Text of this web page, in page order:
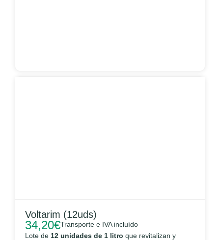
Voltarim (12uds)
34,20€Transporte e IVA incluído
Lote de 12 unidades de 1 litro que revitalizan y